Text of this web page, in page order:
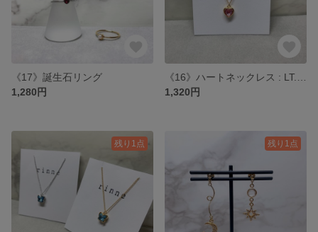
《17》誕生石リング
1,280円
1,320円
残り1点 残り1点